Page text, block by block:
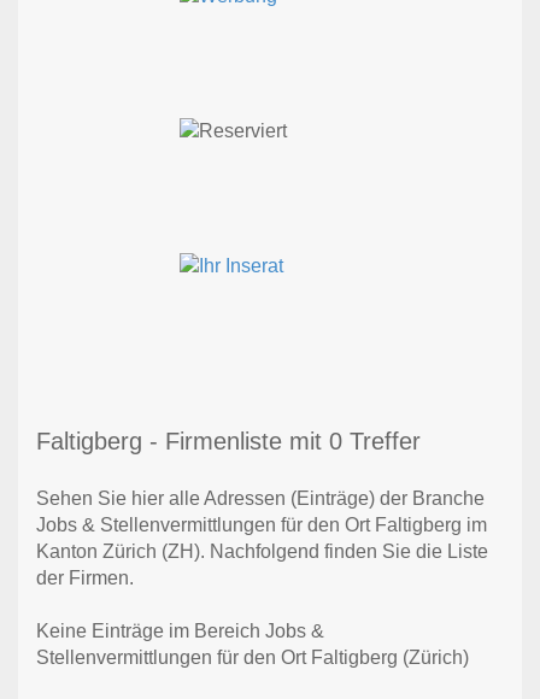
Faltigberg - Firmenliste mit 0 Treffer
Sehen Sie hier alle Adressen (Einträge) der Branche
Jobs & Stellenvermittlungen für den Ort Faltigberg im
Kanton Zürich (ZH). Nachfolgend finden Sie die Liste
der Firmen.
Keine Einträge im Bereich Jobs &
Stellenvermittlungen für den Ort Faltigberg (Zürich)